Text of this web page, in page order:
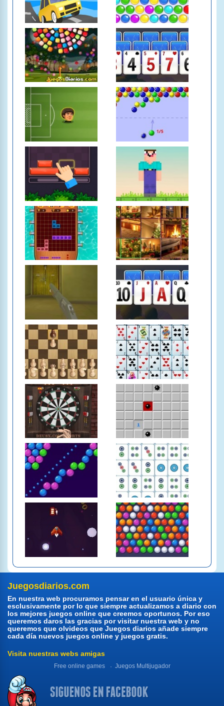
Juegosdiarios.com
En nuestra web procuramos pensar en el usuario única y
esclusivamente por lo que siempre actualizamos a diario con
los mejores juegos online que creemos oportunos. Por eso
queremos daros las gracias por visitar nuestra web y no
queremos que olvideos que Juegos diarios añade siempre
cada día nuevos juegos online y juegos gratis.
Visita nuestras webs amigas
Free online games Juegos Multijugador